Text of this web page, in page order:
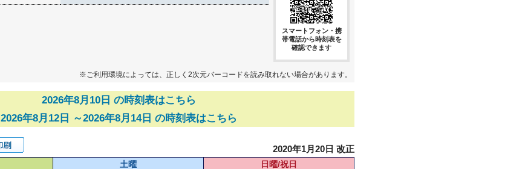
スマートフォン・携
帯電話から時刻表を
確認できます
※ご利用環境によっては、正しく2次元バーコードを読み取れない場合があります。
2026年8月10日 の時刻表はこちら
2026年8月12日 ～2026年8月14日 の時刻表はこちら
2020年1月20日 改正
土曜 日曜/祝日